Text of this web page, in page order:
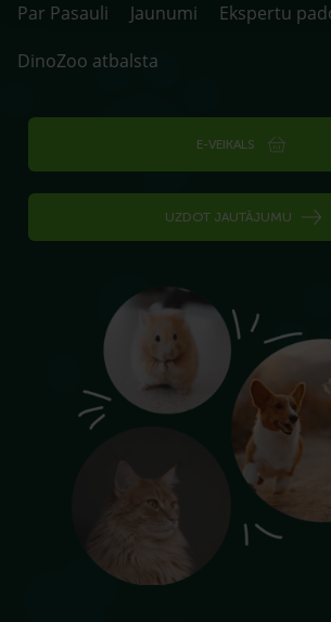
Par Pasauli
Jaunumi
Ekspertu
DinoZoo atbalsta
E-VEIKALS
UZDOT JAUTĀJUMU